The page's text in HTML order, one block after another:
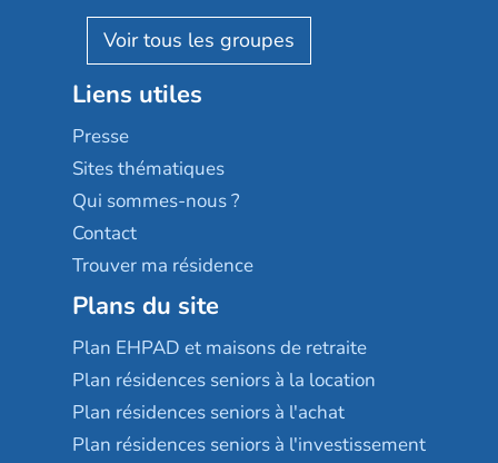
Reseda
Stella management
Les villages d'or
Sérénys
Résidences services Villa Médicis
Résidalya
Groupe aplus
AGE D'OR Services
Liens utiles
Presse
Sites thématiques
Qui sommes-nous ?
Contact
Trouver ma résidence
Plans du site
Plan EHPAD et maisons de retraite
Plan résidences seniors à la location
Plan résidences seniors à l'achat
Plan résidences seniors à l'investissement